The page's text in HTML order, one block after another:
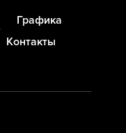
Графика
Контакты